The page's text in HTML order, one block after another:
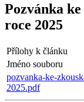
Pozvánka
roce 2025
Přílohy k článku
Jméno souboru
pozvanka-ke-
2025.pdf